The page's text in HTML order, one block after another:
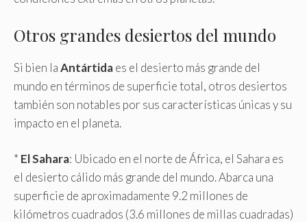
Otros grandes desiertos del mundo
Si bien laAntártidaes el desierto más grande del
mundo en términos de superficie total, otros desiertos
también son notables por sus características únicas y su
impacto en el planeta.
* El Sahara: Ubicado en el norte de África, el Sahara es
el desierto cálido más grande del mundo. Abarca una
superficie de aproximadamente 9.2 millones de
kilómetros cuadrados (3.6 millones de millas cuadradas)